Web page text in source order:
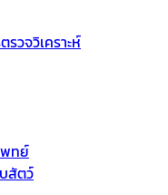
วจวิเคราะห์
ทย์
สัตว์